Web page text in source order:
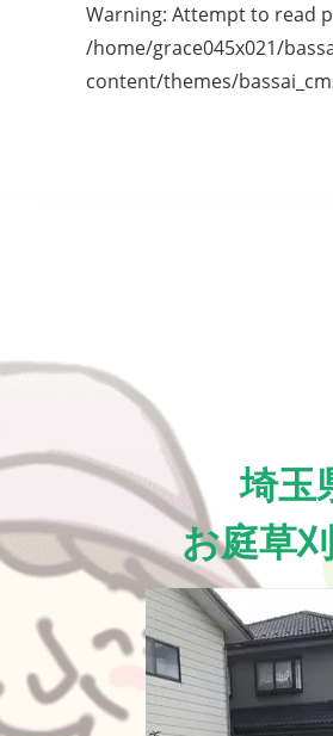
Warning: Attempt to read
/home/grace045x021/
content/themes/
埼玉
お庭草